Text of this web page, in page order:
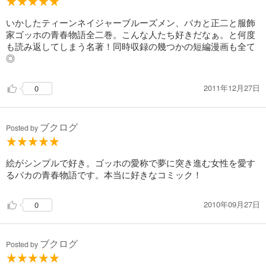
いかしたティーンネイジャーブルーズメン、バカと正二と服飾
家ゴッホの青春物語全二巻。こんな人たち好きだなぁ。と何度
も読み返してしまう名著！同時収録の幾つかの短編漫画も全て
◎
0 2011年12月27日
Posted by ブクログ
絵がシンプルで好き。ゴッホの愛称で夢に突き進む女性を愛す
るバカの青春物語です。本当に好きなコミック！
0 2010年09月27日
Posted by ブクログ